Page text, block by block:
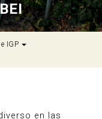
IGP
Dropdown
en las